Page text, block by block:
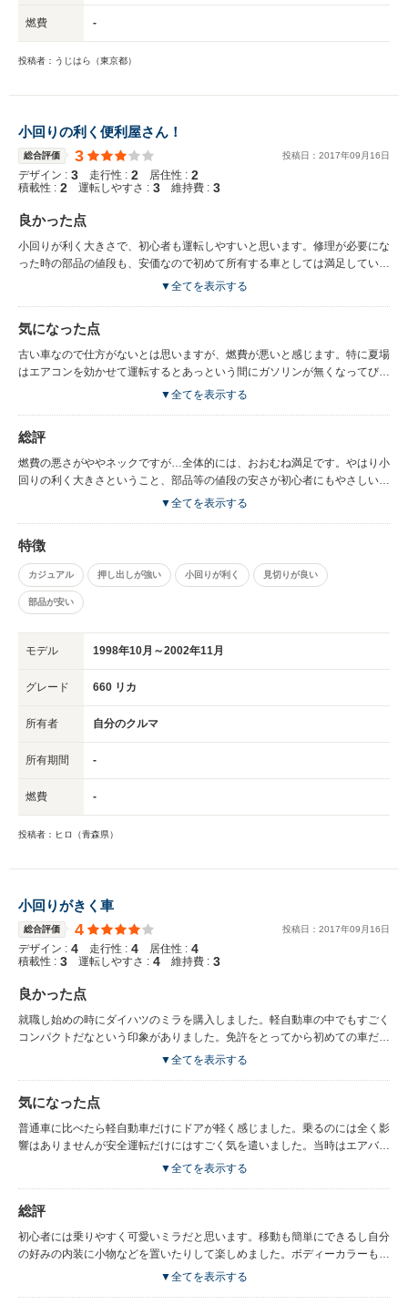
燃費 -
投稿者：うじはら（東京都）
小回りの利く便利屋さん！
総合評価 3 投稿日： 2017年09 月 16日
デザイン : 3 走行性 : 2 居住性 : 2
積載性 : 2 運転しやすさ : 3 維持費 : 3
良かった点
小回りが利く大きさで、初心者も運転しやすいと思います。修理が必要にな
った時の部品の値段も、安価なので初めて所有する車としては満足していま
す。見通しもよく、運転しやすいです。
▼全てを表示する
気になった点
古い車なので仕方がないとは思いますが、燃費が悪いと感じます。特に夏場
はエアコンを効かせて運転するとあっという間にガソリンが無くなってびっ
くりすることもままあります。そして、車体が小さめですので、おそらく男
す。ツヤ感がなく、いかにも古い車…みたいな、ぼけた感じの色になってし
まっているので、そこもちょっとマイナスです。
▼全てを表示する
総評
燃費の悪さがややネックですが…全体的には、おおむね満足です。やはり小
回りの利く大きさということ、部品等の値段の安さが初心者にもやさしい車
だと思います。慣れてきたらもう少しグレードアップした車も気になります
していますので、そこは男女で評価が分かれそうですね。
▼全てを表示する
特徴
カジュアル 押し出しが強い 小回りが利く 見切りが良い
部品が安い
モデル 1998年10月～2002年11月
グレード 660 リカ
所有者 自分のクルマ
所有期間 -
燃費 -
投稿者：ヒロ（青森県）
小回りがきく車
総合評価 4 投稿日： 2017年09 月 16日
デザイン : 4 走行性 : 4 居住性 : 4
積載性 : 3 運転しやすさ : 4 維持費 : 3
良かった点
就職し始めの時にダイハツのミラを購入しました。軽自動車の中でもすごく
コンパクトだなという印象がありました。免許をとってから初めての車だっ
たので明るいレッドにしました。四角い感じのライトが格好良くてついつい
た。運転席周りはわりと広かったのでドリンクホルダーやゴミ箱を置いても
全く邪魔にならなかったのでよかったです。ボディの先が短めなので小回り
がきいてくれて細道でもスイスイ移動できたのがよかったです。ダッシュボ
▼全てを表示する
気になった点
普通車に比べたら軽自動車だけにドアが軽く感じました。乗るのには全く影
響はありませんが安全運転だけにはすごく気を遣いました。当時はエアバッ
クはついていなかったので不安でした。坂道発進がきつかったです。一人な
▼全てを表示する
総評
初心者には乗りやすく可愛いミラだと思います。移動も簡単にできるし自分
の好みの内装に小物などを置いたりして楽しめました。ボディーカラーも豊
富なので選ぶのも楽しかったです。▼全てを表示する